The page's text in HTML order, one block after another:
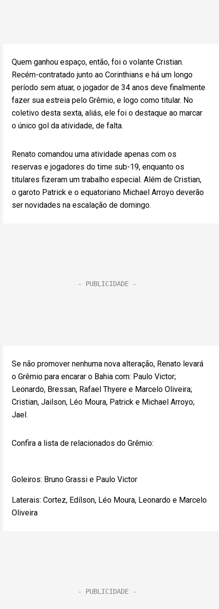
Quem ganhou espaço, então, foi o volante Cristian.
Recém-contratado junto ao Corinthians e há um longo
período sem atuar, o jogador de 34 anos deve finalmente
fazer sua estreia pelo Grêmio, e logo como titular. No
coletivo desta sexta, aliás, ele foi o destaque ao marcar
o único gol da atividade, de falta.
Renato comandou uma atividade apenas com os
reservas e jogadores do time sub-19, enquanto os
titulares fizeram um trabalho especial. Além de Cristian,
o garoto Patrick e o equatoriano Michael Arroyo deverão
ser novidades na escalação de domingo.
Se não promover nenhuma nova alteração, Renato levará
o Grêmio para encarar o Bahia com: Paulo Victor;
Leonardo, Bressan, Rafael Thyere e Marcelo Oliveira;
Cristian, Jailson, Léo Moura, Patrick e Michael Arroyo;
Jael.
Confira a lista de relacionados do Grêmio:
Goleiros: Bruno Grassi e Paulo Victor
Laterais: Cortez, Edílson, Léo Moura, Leonardo e Marcelo
Oliveira